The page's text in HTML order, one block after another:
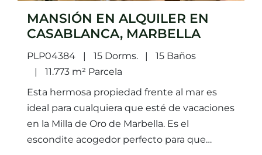
MANSIÓN EN ALQUILER EN
CASABLANCA, MARBELLA
PLP04384 15 Dorms.
15 Baños
11.773 m² Parcela
Esta hermosa propiedad frente al mar es
ideal para cualquiera que esté de vacaciones
en la Milla de Oro de Marbella. Es el
escondite acogedor perfecto para que